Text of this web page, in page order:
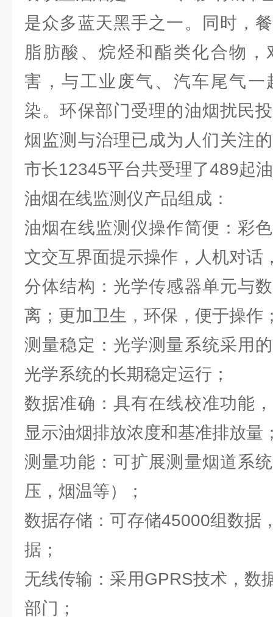
是众多蓝天黑手之一。同时，
脂肪酸、烷烃和酯类化合物
害，与工业废气、汽车尾气一
染。环保部门受理的油烟扰民
烟监测与治理已成为人们关注
市长12345平台共受理了489起
油烟在线监测仪产品组成：
油烟在线监测仪操作简便：彩
文交互界面提示操作，人机对话
分体结构：光学传感器单元与
离；更加卫生，环保，便于操作
测量稳定：光学测量系统采用
光学系统的长期稳定运行；
数据准确：具有在线校准功能
显示油烟排放浓度和基准排放量
测量功能：可扩展测量烟道系
压，烟温等）；
数据存储：可存储45000组数据
据；
无线传输：采用GPRS技术，数
部门；